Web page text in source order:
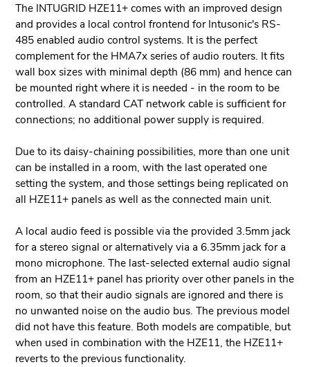
The INTUGRID HZE11+ comes with an improved design
and provides a local control frontend for Intusonic's RS-
485 enabled audio control systems. It is the perfect
complement for the HMA7x series of audio routers. It fits
wall box sizes with minimal depth (86 mm) and hence can
be mounted right where it is needed - in the room to be
controlled. A standard CAT network cable is sufficient for
connections; no additional power supply is required.
Due to its daisy-chaining possibilities, more than one unit
can be installed in a room, with the last operated one
setting the system, and those settings being replicated on
all HZE11+ panels as well as the connected main unit.
A local audio feed is possible via the provided 3.5mm jack
for a stereo signal or alternatively via a 6.35mm jack for a
mono microphone. The last-selected external audio signal
from an HZE11+ panel has priority over other panels in the
room, so that their audio signals are ignored and there is
no unwanted noise on the audio bus. The previous model
did not have this feature. Both models are compatible, but
when used in combination with the HZE11, the HZE11+
reverts to the previous functionality.